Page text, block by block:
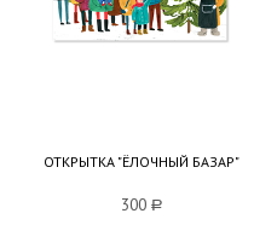
ОТКРЫТКА "ЁЛОЧНЫЙ БАЗАР"
300 a